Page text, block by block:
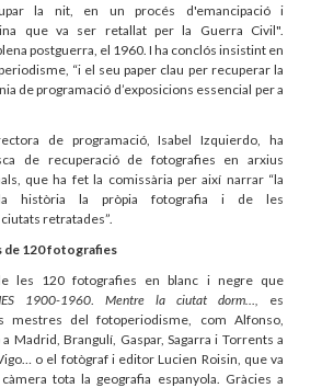
la nit, en un procés d'emancipació i
que va ser retallat per la Guerra Civil".
postguerra, el 1960. I ha conclós insistint en
“i el seu paper clau per recuperar la
de programació d’exposicions essencial per a
de programació, Isabel Izquierdo, ha
de recuperació de fotografies en arxius
que ha fet la comissària per així narrar “la
la història la pròpia fotografia i de les
retratades”.
de 120fotografies
les 120 fotografies en blanc i negre que
1900-1960 Mentre la ciutat dorm…,
es
mestres del fotoperiodisme, com Alfonso,
Madrid, Brangulí, Gaspar, Sagarra i Torrents a
o el fotògraf i editor Lucien Roisin, que va
tota la geografia espanyola. Gràcies a